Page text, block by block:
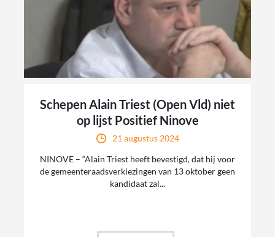
Schepen Alain Triest (Open Vld) niet
op lijst Positief Ninove
21 augustus 2024
NINOVE – “Alain Triest heeft bevestigd, dat hij voor
de gemeenteraadsverkiezingen van 13 oktober geen
kandidaat zal...